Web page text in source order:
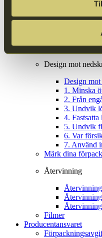
Design av
Design mot
Design
1. Minska
2. Från
3. Undvik
4.
5. Undvik
6. Var
7. Använd
Märk dina
Återvinning
Återvinning
Filmer
Producentansvaret